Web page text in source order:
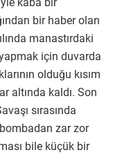
kaba bir
bir haber olan
manastırdaki
için duvarda
olduğu kısım
altında kaldı. Son
sırasında
zar zor
bile küçük bir